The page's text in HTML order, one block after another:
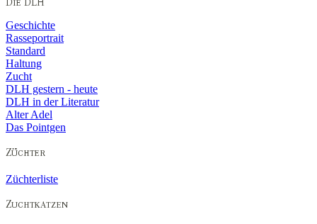
Geschichte
Rasseportrait
Standard
Haltung
Zucht
DLH gestern - heute
DLH in der Literatur
Alter Adel
Das Pointgen
Züchterliste